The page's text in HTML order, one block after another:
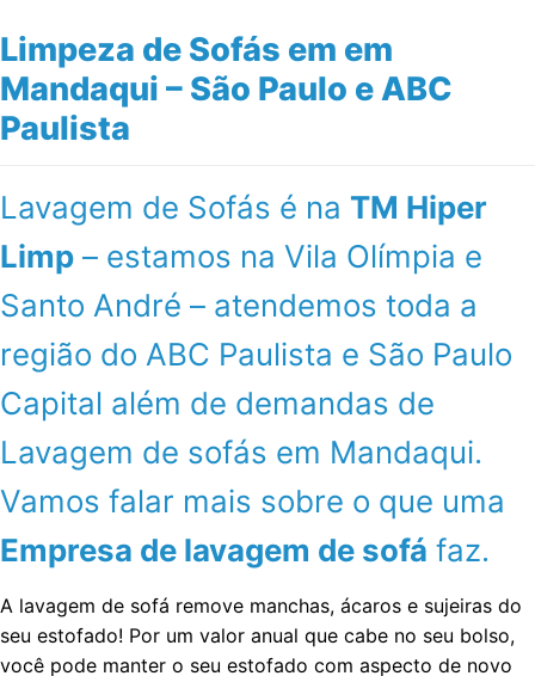
Limpeza de Sofás em em
Mandaqui – São Paulo e ABC
Paulista
Lavagem de Sofás é na TM Hiper
Limp – estamos na Vila Olímpia e
Santo André – atendemos toda a
região do ABC Paulista e São Paulo
Capital além de demandas de
Lavagem de sofás em Mandaqui.
Vamos falar mais sobre o que uma
Empresa de lavagem de sofá faz.
A lavagem de sofá remove manchas, ácaros e sujeiras do
seu estofado! Por um valor anual que cabe no seu bolso,
você pode manter o seu estofado com aspecto de novo